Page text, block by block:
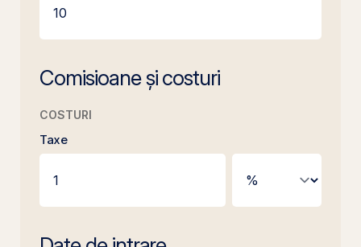
Comisioane și costuri
COSTURI
Taxe